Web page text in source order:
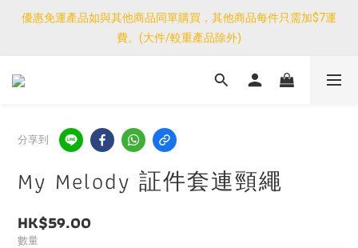
優惠免運產品如與其他商品同單購買，其他商品每件只需加$7運
費。(大件/較重產品除外)
優惠免運產品如與其他商品同單購買，其他商品每件只需加$7運
費。(大件/較重產品除外)
<公告>感謝支持！我們團隊由30/7~12/8外訪搜羅新產品，期間網
優惠免運產品如與其他商品同單購買，其他商品每件只需加$7運
費。(大件/較重產品除外)
分享到
My Melody 証件套連頸繩
HK$59.00
數量